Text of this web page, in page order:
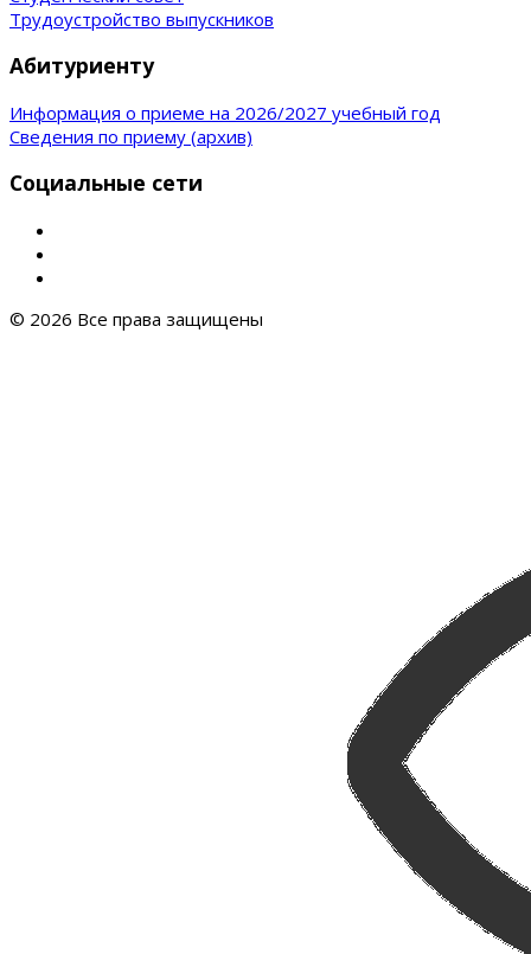
Трудоустройство выпускников
Абитуриенту
Информация о приеме на 2026/2027 учебный год
Сведения по приему (архив)
Социальные сети
© 2026 Все права защищены